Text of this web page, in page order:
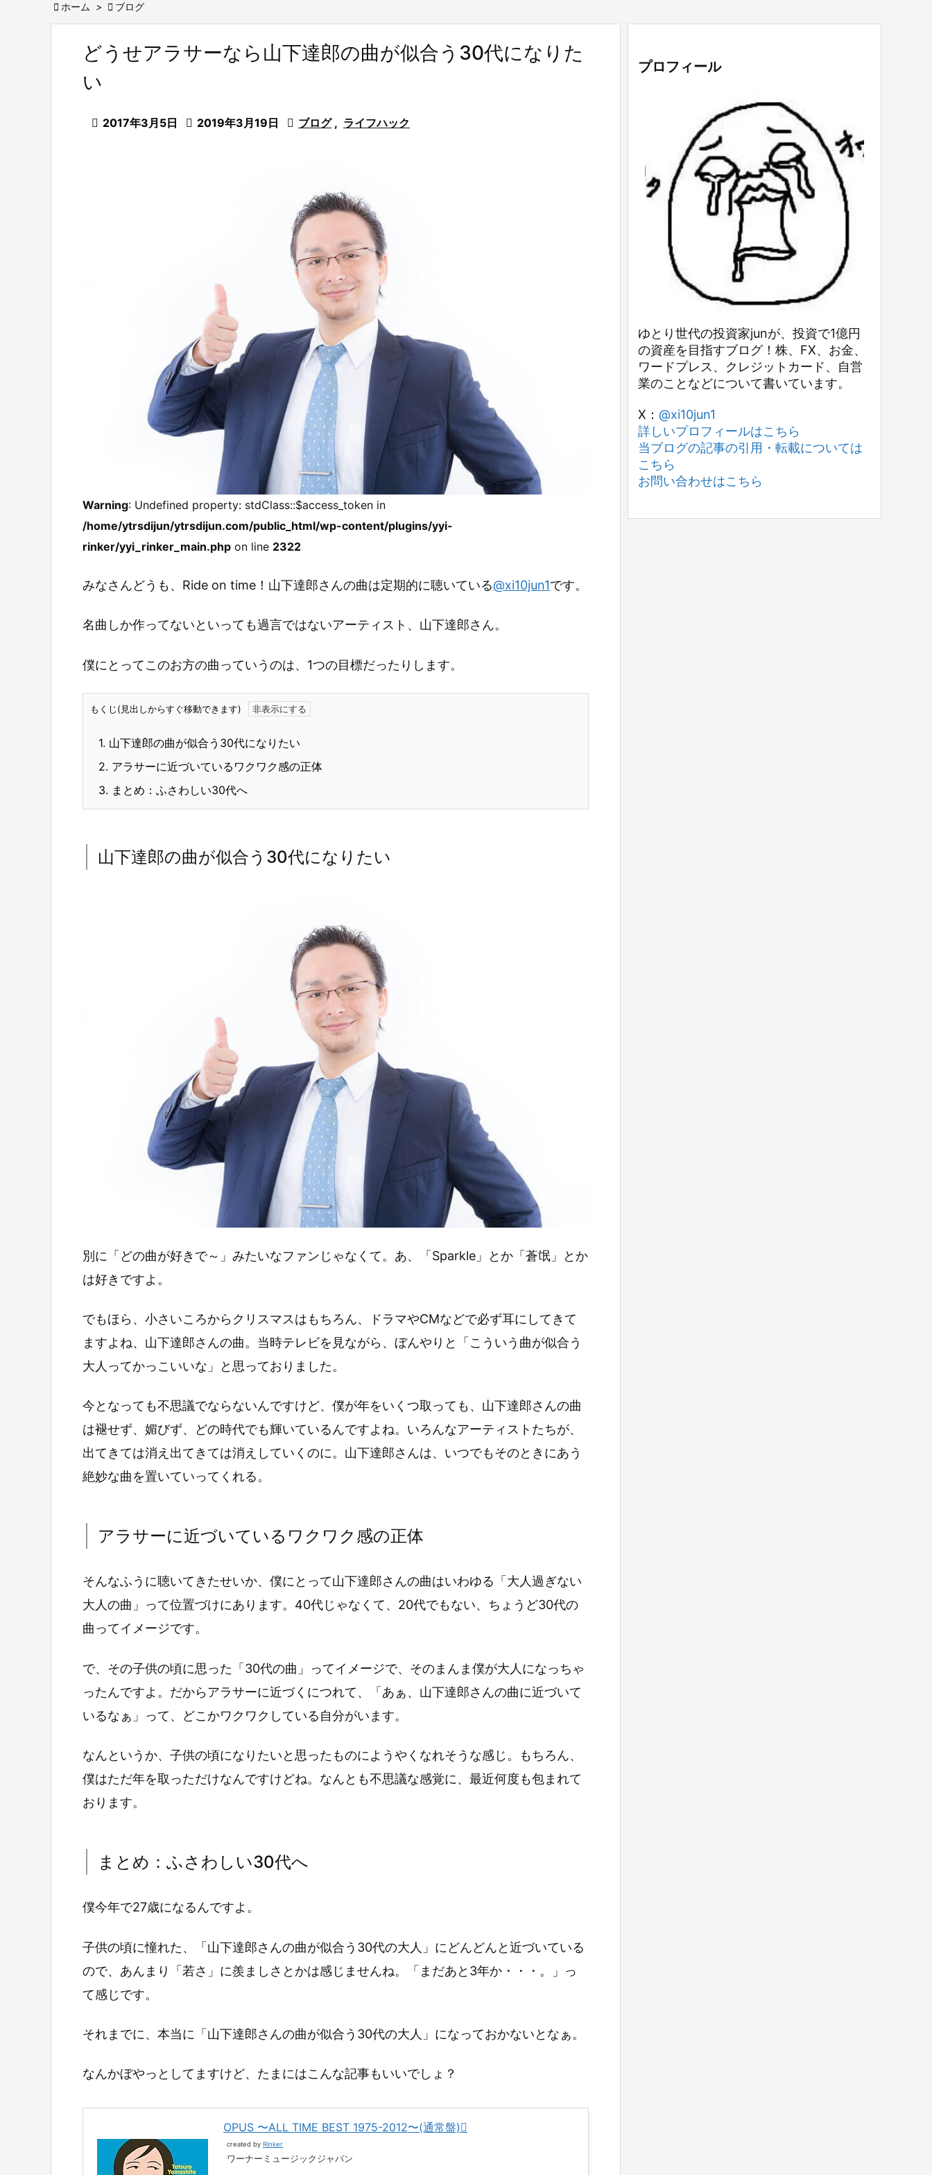
 ホーム >  ブログ
どうせアラサーなら山下達郎の曲が似合う30代になりた
い
 2017年3月5日  2019年3月19日  ブログ , ライフハック
Warning: Undefined property: stdClass::$access_token in
/home/ytrsdijun/ytrsdijun.com/public_html/wp-content/plugins/yyi-
rinker/yyi_rinker_main.php on line 2322
みなさんどうも、Ride on time！山下達郎さんの曲は定期的に聴いている@xi10jun1です。
名曲しか作ってないといっても過言ではないアーティスト、山下達郎さん。
僕にとってこのお方の曲っていうのは、1つの目標だったりします。
もくじ(見出しからすぐ移動できます)
1. 山下達郎の曲が似合う30代になりたい
2. アラサーに近づいているワクワク感の正体
3. まとめ：ふさわしい30代へ
山下達郎の曲が似合う30代になりたい
別に「どの曲が好きで～」みたいなファンじゃなくて。あ、「Sparkle」とか「蒼氓」とか
は好きですよ。
でもほら、小さいころからクリスマスはもちろん、ドラマやCMなどで必ず耳にしてきて
ますよね、山下達郎さんの曲。当時テレビを見ながら、ぼんやりと「こういう曲が似合う
大人ってかっこいいな」と思っておりました。
今となっても不思議でならないんですけど、僕が年をいくつ取っても、山下達郎さんの曲
は褪せず、媚びず、どの時代でも輝いているんですよね。いろんなアーティストたちが、
出てきては消え出てきては消えしていくのに。山下達郎さんは、いつでもそのときにあう
絶妙な曲を置いていってくれる。
アラサーに近づいているワクワク感の正体
そんなふうに聴いてきたせいか、僕にとって山下達郎さんの曲はいわゆる「大人過ぎない
大人の曲」って位置づけにあります。40代じゃなくて、20代でもない、ちょうど30代の
曲ってイメージです。
で、その子供の頃に思った「30代の曲」ってイメージで、そのまんま僕が大人になっちゃ
ったんですよ。だからアラサーに近づくにつれて、「あぁ、山下達郎さんの曲に近づいて
いるなぁ」って、どこかワクワクしている自分がいます。
なんというか、子供の頃になりたいと思ったものにようやくなれそうな感じ。もちろん、
僕はただ年を取っただけなんですけどね。なんとも不思議な感覚に、最近何度も包まれて
おります。
まとめ：ふさわしい30代へ
僕今年で27歳になるんですよ。
子供の頃に憧れた、「山下達郎さんの曲が似合う30代の大人」にどんどんと近づいている
ので、あんまり「若さ」に羨ましさとかは感じませんね。「まだあと3年か・・・。」っ
て感じです。
それまでに、本当に「山下達郎さんの曲が似合う30代の大人」になっておかないとなぁ。
なんかぼやっとしてますけど、たまにはこんな記事もいいでしょ？
OPUS 〜ALL TIME BEST 1975-2012〜(通常盤)
created by Rinker
ワーナーミュージックジャパン
プロフィール
ゆとり世代の投資家junが、投資で1億円
の資産を目指すブログ！株、FX、お金、
ワードプレス、クレジットカード、自営
業のことなどについて書いています。
X： @xi10jun1
詳しいプロフィールはこちら
当ブログの記事の引用・転載については
こちら
お問い合わせはこちら